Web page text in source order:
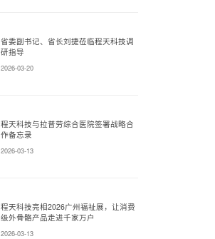
省委副书记、省长刘捷莅临程天科技调
研指导
2026-03-20
程天科技与拉普劳综合医院签署战略合
作备忘录
2026-03-13
程天科技亮相2026广州福祉展，让消费
级外骨骼产品走进千家万户
2026-03-13